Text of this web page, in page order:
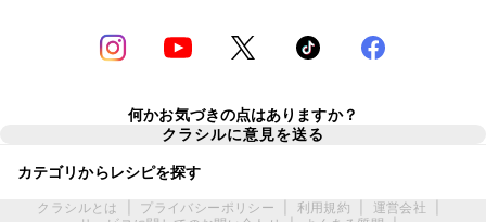
何かお気づきの点はありますか？
クラシルに意見を送る
カテゴリからレシピを探す
クラシルとは プライバシーポリシー 利用規約 運営会社